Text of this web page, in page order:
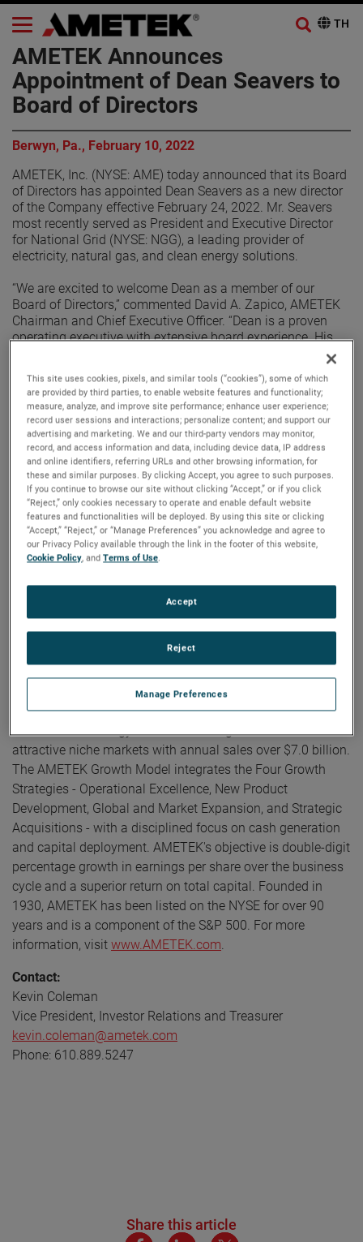
AMETEK Announces
Appointment of Dean Seavers to
Board of Directors
Berwyn, Pa., February 10, 2022
AMETEK, Inc. (NYSE: AME) today announced that its Board
of Directors has appointed Dean Seavers as a new director
of the Company effective February 24, 2022. Mr. Seavers
most recently served as President and Executive Director
for National Grid (NYSE: NGG), a leading provider of
electricity, natural gas, and clean energy solutions.
“We are excited to welcome Dean as a member of our
Board of Directors,” commented David A. Zapico, AMETEK
Chairman and Chief Executive Officer. “Dean is a proven
operating executive with extensive board experience. His
demonstrated expertise in driving growth, innovation and
sustainability initiatives align well with AMETEK’s strategy.
I am confident he will make important contributions to the
Board and the Company.”
Mr. Seavers served as President and Executive Director at
National Grid from 2015 through 2020, where he led an
impressive transformation including leading their clean
energy and decarbonization initiatives. Previously, Mr.
Seavers served as Chief Executive Officer at Red Hawk Fire
& Security and at GE Security. He has also held leadership
positions at United Technologies and Tyco International.
Mr. Seavers holds a bachelor’s degree in Business
Business Administration degree from Stanford University.
เกี่ยวกับ AMETEK
AMETEK (NYSE: AME) is a leading global provider of
attractive niche markets with annual sales over $7.0 billion.
The AMETEK Growth Model integrates the Four Growth
Strategies - Operational Excellence, New Product
Development, Global and Market Expansion, and Strategic
Acquisitions - with a disciplined focus on cash generation
and capital deployment. AMETEK's objective is double-digit
percentage growth in earnings per share over the business
cycle and a superior return on total capital. Founded in
1930, AMETEK has been listed on the NYSE for over 90
years and is a component of the S&P 500. For more
information, visit www.AMETEK.com
Contact:
Kevin Coleman
Vice President, Investor Relations and Treasurer
kevin.coleman@ametek.com
Phone: 610.889.5247
Share this article
This site uses cookies, pixels, and similar tools (“cookies”), some of which
are provided by third parties, to enable website features and functionality;
measure, analyze, and improve site performance; enhance user experience;
record user sessions and interactions; personalize content; and support our
advertising and marketing. We and our third-party vendors may monitor,
record, and access information and data, including device data, IP address
and online identifiers, referring URLs and other browsing information, for
these and similar purposes. By clicking Accept, you agree to such purposes.
If you continue to browse our site without clicking “Accept,” or if you click
“Reject,” only cookies necessary to operate and enable default website
features and functionalities will be deployed. By using this site or clicking
“Accept,” “Reject,” or “Manage Preferences” you acknowledge and agree to
our Privacy Policy available through the link in the footer of this website,
Cookie Policy, andTerms of Use.
Manage Preferences
Reject
Accept